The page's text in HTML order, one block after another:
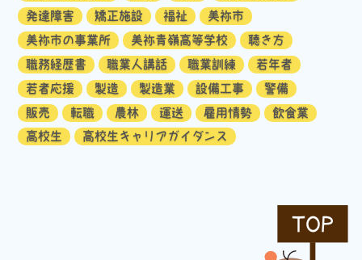
発達障害
矯正施設 福祉
美祢市
美祢市の事業所
美祢青嶺高等学校
聴き方
職務経歴書
職業人講話 職業訓練
若年者
若者応援
製造 製造業 設備工事
警備
販売
転職 農林 運送 雇用情勢
飲食業
高校生
高校生キャリアガイダンス
TOP